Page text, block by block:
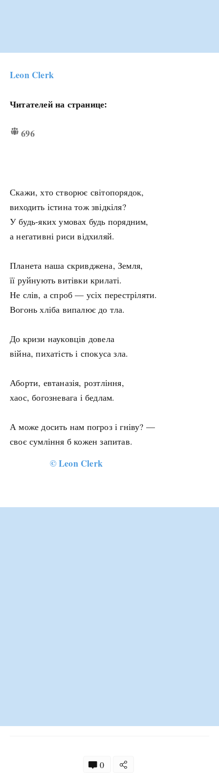
Leon Clerk
Читателей на странице:
696
Скажи, хто створює світопорядок,
виходить істина тож звідкіля?
У будь-яких умовах будь порядним,
а негативні риси відхиляй.
Планета наша скривджена, Земля,
її руйнують витівки крилаті.
Не слів, а спроб — усіх перестріляти.
Вогонь хліба випалює до тла.
До кризи науковців довела
війна, пихатість і спокуса зла.
Аборти, евтаназія, розтління,
хаос, богозневага і бедлам.
А може досить нам погроз і гніву? —
своє сумління б кожен запитав.
©Leon Clerk
0